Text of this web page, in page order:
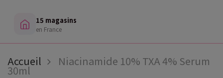
15 magasins
en France
Accueil Niacinamide 10% TXA 4% Serum
30ml